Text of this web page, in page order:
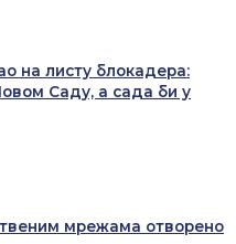
на листу блокадера:
Саду, а сада би у
мрежама отворено